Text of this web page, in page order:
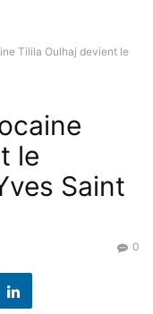
Tilila Oulhaj devient le
le
Saint
0